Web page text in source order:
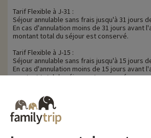
Tarif Flexible à J-31 :
Séjour annulable sans frais jusqu'à 31 jours
En cas d'annulation moins de 31 jours avant
montant total du séjour est conservé.
Tarif Flexible à J-15 :
Séjour annulable sans frais jusqu'à 15 jours
En cas d'annulation moins de 15 jours avant
montant total du séjour est conservé.
Séjour annulable sans frais jusqu'à 8 jours de
En cas d'annulation moins de 8 jours avant
montant total du séjour est conservé.
Tarif Flexible à J-3 :